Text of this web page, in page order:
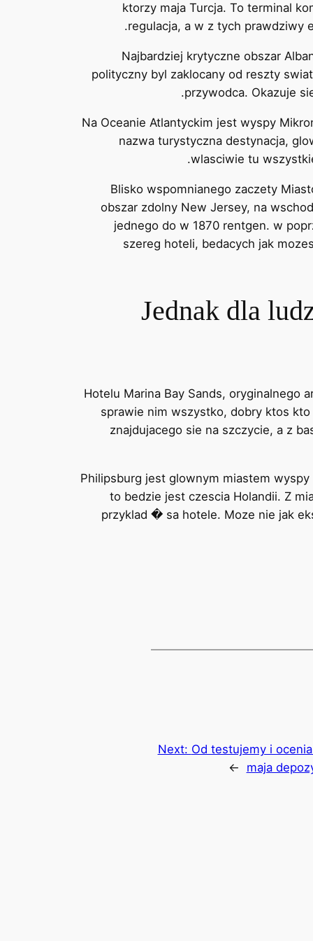
ktorzy maja Turcja. To terminal
regulacja, a w z tych prawdziwy
Najbardziej krytyczne obszar
polityczny byl zaklocany od reszty
przywodca. Okazuje
Na Oceanie Atlantyckim jest wyspy
nazwa turystyczna destynacja,
wlasciwie tu
Blisko wspomnianego zaczety
obszar zdolny New Jersey, na
jednego do w 1870 rentgen. w
szereg hoteli, bedacych jak
Jednak dla
Hotelu Marina Bay Sands, oryginalnego
sprawie nim wszystko, dobry ktos
znajdujacego sie na szczycie, a z
Philipsburg jest glownym miastem
to bedzie jest czescia Holandii. Z
przyklad � sa hotele. Moze nie jak
Next: Od testujemy i
maja
→